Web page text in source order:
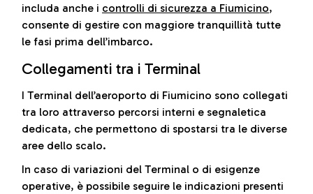
includa anche i controlli di sicurezza a Fiumicino,
consente di gestire con maggiore tranquillità tutte
le fasi prima dell’imbarco.
Collegamenti tra i Terminal
I Terminal dell’aeroporto di Fiumicino sono collegati
tra loro attraverso percorsi interni e segnaletica
dedicata, che permettono di spostarsi tra le diverse
aree dello scalo.
In caso di variazioni del Terminal o di esigenze
operative, è possibile seguire le indicazioni presenti